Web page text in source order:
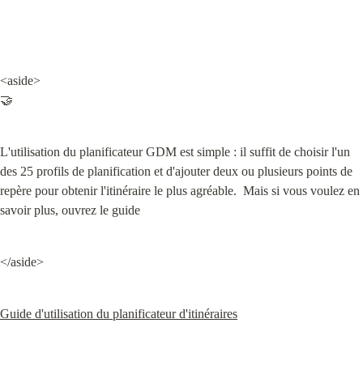
<aside>
🤝
L'utilisation du planificateur GDM est simple : il suffit de choisir l'un
des 25 profils de planification et d'ajouter deux ou plusieurs points de
repère pour obtenir l'itinéraire le plus agréable.  Mais si vous voulez en
savoir plus, ouvrez le guide
</aside>
Guide d'utilisation du planificateur d'itinéraires